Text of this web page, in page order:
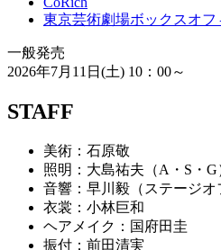
東京芸術劇場ボックスオフ
一般発売
2026年7月11日(土) 10：00～
STAFF
美術：石原敬
照明：大島祐夫（A・S・G
音響：早川毅（ステージオ
衣裳：小林巨和
ヘアメイク：国府田圭
振付：前田清実